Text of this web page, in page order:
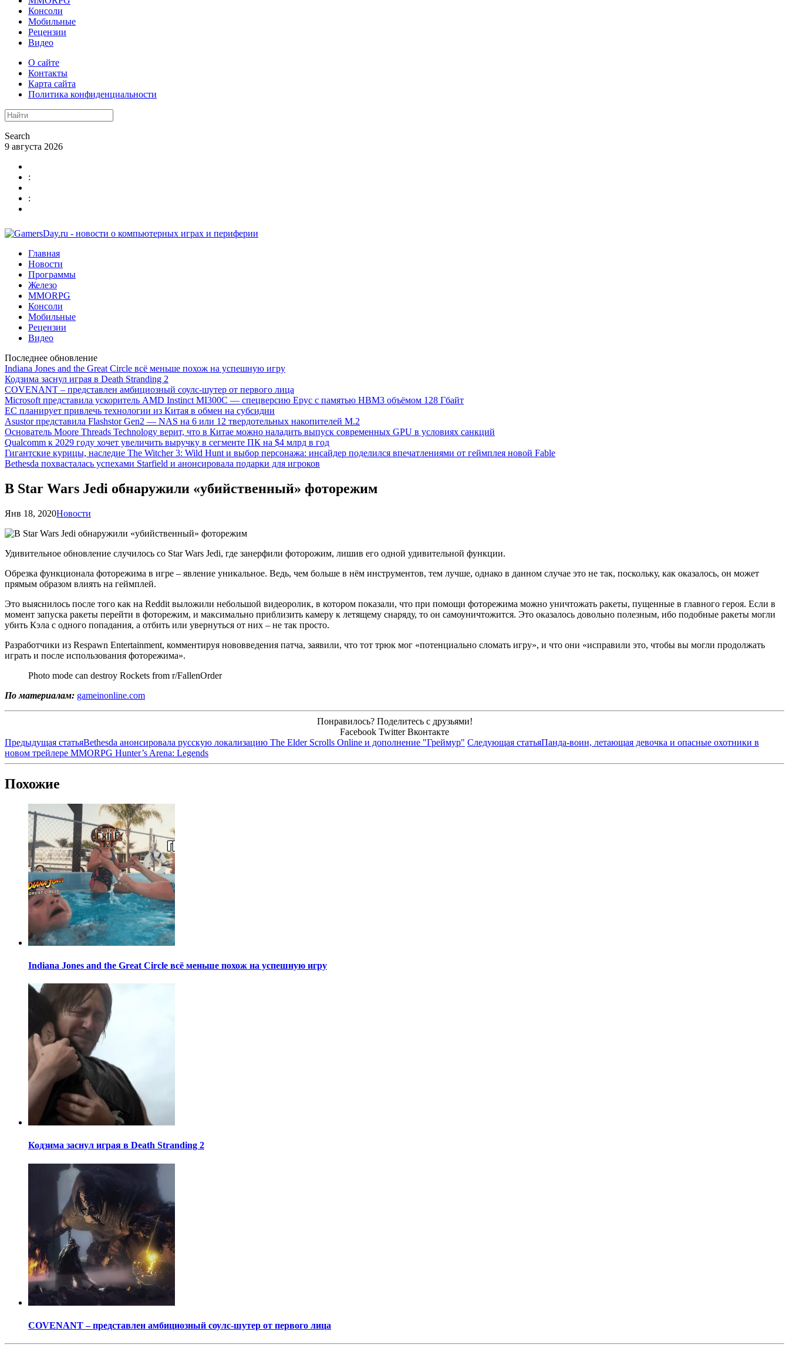
Консоли
Мобильные
Рецензии
Видео
О сайте
Контакты
Карта сайта
Политика конфиденциальности
Search
9 августа 2026
:
:
Главная
Новости
Программы
Железо
MMORPG
Консоли
Мобильные
Рецензии
Видео
Последнее обновление
Indiana Jones and the Great Circle всё меньше похож на успешную игру
Кодзима заснул играя в Death Stranding 2
COVENANT – представлен амбициозный соулс-шутер от первого лица
Microsoft представила ускоритель AMD Instinct MI300C — спецверсию Epyc с памятью HBM3 объёмом 128 Гбайт
ЕС планирует привлечь технологии из Китая в обмен на субсидии
Asustor представила Flashstor Gen2 — NAS на 6 или 12 твердотельных накопителей M.2
Основатель Moore Threads Technology верит, что в Китае можно наладить выпуск современных GPU в условиях санкций
Qualcomm к 2029 году хочет увеличить выручку в сегменте ПК на $4 млрд в год
Гигантские курицы, наследие The Witcher 3: Wild Hunt и выбор персонажа: инсайдер поделился впечатлениями от геймплея новой Fable
Bethesda похвасталась успехами Starfield и анонсировала подарки для игроков
В Star Wars Jedi обнаружили «убийственный» фоторежим
Янв 18, 2020Новости
Удивительное обновление случилось со Star Wars Jedi, где занерфили фоторожим, лишив его одной удивительной функции.
Обрезка функционала фоторежима в игре – явление уникальное. Ведь, чем больше в нём инструментов, тем лучше, однако в данном случае это не так, поскольку, как оказалось, он может
прямым образом влиять на геймплей.
Это выяснилось после того как на Reddit выложили небольшой видеоролик, в котором показали, что при помощи фоторежима можно уничтожать ракеты, пущенные в главного героя. Если в
момент запуска ракеты перейти в фоторежим, и максимально приблизить камеру к летящему снаряду, то он самоуничтожится. Это оказалось довольно полезным, ибо подобные ракеты могли
убить Кэла с одного попадания, а отбить или увернуться от них – не так просто.
Разработчики из Respawn Entertainment, комментируя нововведения патча, заявили, что тот трюк мог «потенциально сломать игру», и что они «исправили это, чтобы вы могли продолжать
играть и после использования фоторежима».
Photo mode can destroy Rockets from r/FallenOrder
По материалам: gameinonline.com
Понравилось? Поделитесь с друзьями!
Facebook Twitter Вконтакте
Предыдущая статьяBethesda анонсировала русскую локализацию The Elder Scrolls Online и дополнение "Греймур" Следующая статьяПанда-воин, летающая девочка и опасные охотники в
новом трейлере MMORPG Hunter’s Arena: Legends
Похожие
Indiana Jones and the Great Circle всё меньше похож на успешную игру
Кодзима заснул играя в Death Stranding 2
COVENANT – представлен амбициозный соулс-шутер от первого лица